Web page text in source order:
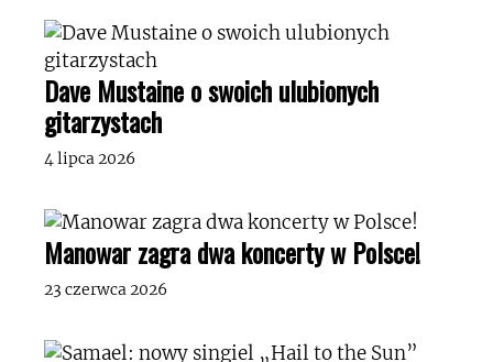
Dave Mustaine o swoich ulubionych
gitarzystach
4 lipca 2026
Manowar zagra dwa koncerty w Polsce!
23 czerwca 2026